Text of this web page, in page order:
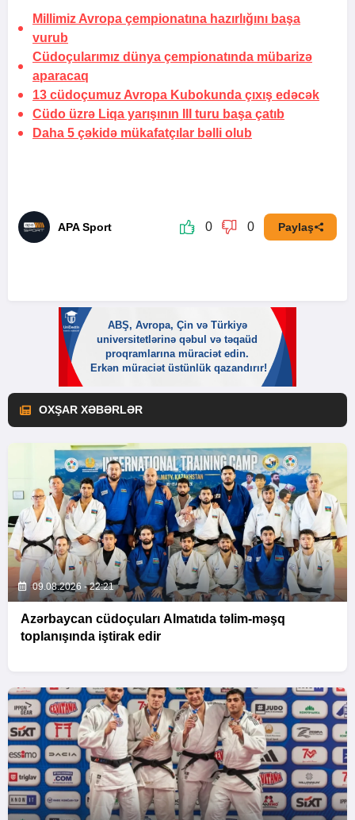
Millimiz Avropa çempionatına hazırlığını başa
vurub
Cüdoçularımız dünya çempionatında mübarizə
aparacaq
13 cüdoçumuz Avropa Kubokunda çıxış edəcək
Cüdo üzrə Liqa yarışının III turu başa çatıb
Daha 5 çəkidə mükafatçılar bəlli olub
APA Sport 0 0 Paylaş
OXŞAR XƏBƏRLƏR
09.08.2026 - 22:21
Azərbaycan cüdoçuları Almatıda təlim-məşq
toplanışında iştirak edir